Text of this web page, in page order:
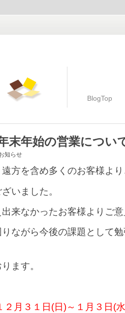
BlogTop
末年始の営業につい
知らせ
方を含め多くのお客様よ
いました。
来なかったお客様よりご
ながら今後の課題として
ます。
２月３１日(日)～１月３日(